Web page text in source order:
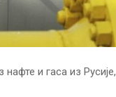
и гаса из Русије,